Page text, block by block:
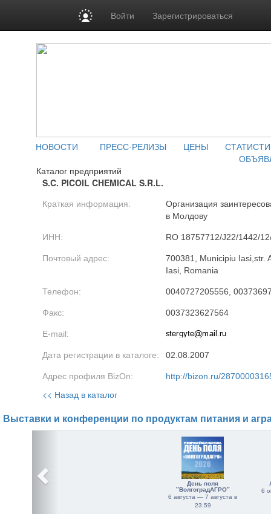
Войти Зарегистрироваться
НОВОСТИ ПРЕСС-РЕЛИЗЫ ЦЕНЫ
Каталог предприятий
S.C. PICOIL CHEMICAL S.R.L.
Краткая информация:
Организация
в Молдову
ИНН: RO 18757712/J22/1442/
Почтовый адрес:
700381, Municipiu Iasi,str.
Iasi, Romania
Телефон: 0040727205556,
Факс: 0037323627564
E-mail:
Дата регистрации в каталоге: 02.08.2007
Адрес профиля BizOn: http://bizon.ru/
<< Назад в каталог
Выставки и конференции по продуктам питания и
День поля
"ВолгоградАГРО"
6 августа — 7 августа в
23:59
6